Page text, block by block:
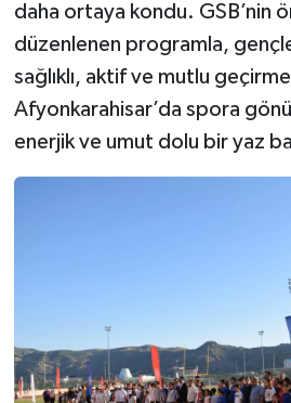
daha ortaya kondu. GSB’nin
düzenlenen programla,
sağlıklı, aktif ve mutlu
Afyonkarahisar’da spora
enerjik ve umut dolu bir yaz